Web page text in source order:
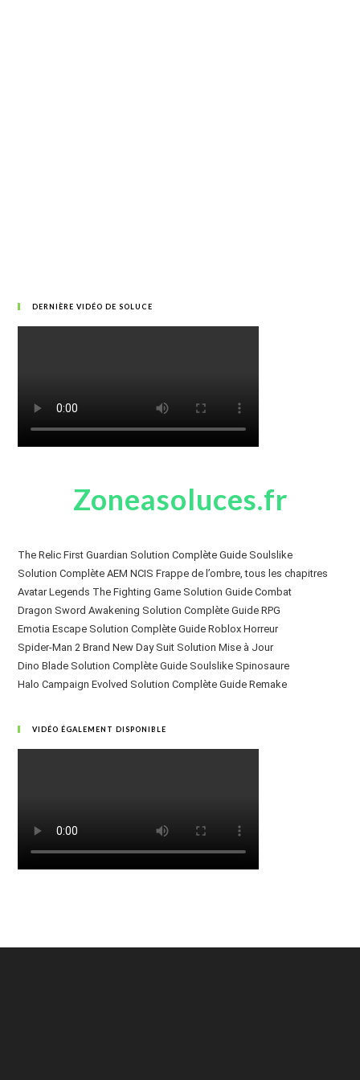
DERNIÈRE VIDÉO DE SOLUCE
Zoneasoluces.fr
The Relic First Guardian Solution Complète Guide Soulslike
Solution Complète AEM NCIS Frappe de l’ombre, tous les chapitres
Avatar Legends The Fighting Game Solution Guide Combat
Dragon Sword Awakening Solution Complète Guide RPG
Emotia Escape Solution Complète Guide Roblox Horreur
Spider-Man 2 Brand New Day Suit Solution Mise à Jour
Dino Blade Solution Complète Guide Soulslike Spinosaure
Halo Campaign Evolved Solution Complète Guide Remake
VIDÉO ÉGALEMENT DISPONIBLE